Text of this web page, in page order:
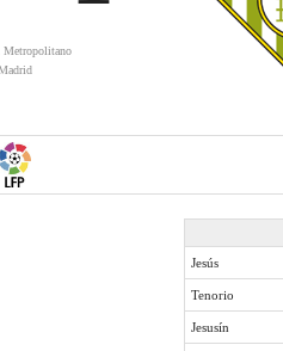
Metropolitano
Jesús
Tenorio
Jesusín